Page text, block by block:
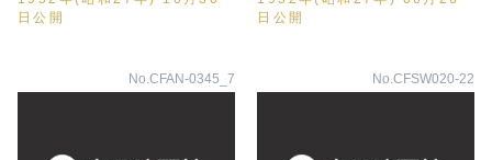
日公開
日公開
No.CFAN-0345_7 No.CFSW020-22